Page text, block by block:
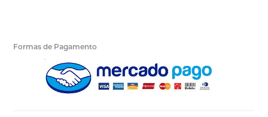
Formas de Pagamento